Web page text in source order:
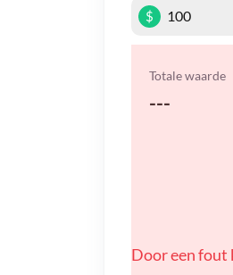
$
Totale waarde
---
Door een fout